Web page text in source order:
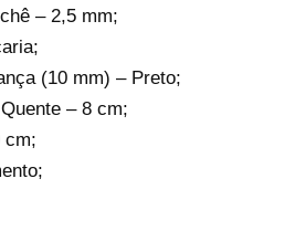
– 2,5 mm;
(10 mm) – Preto;
– 8 cm;
cm;